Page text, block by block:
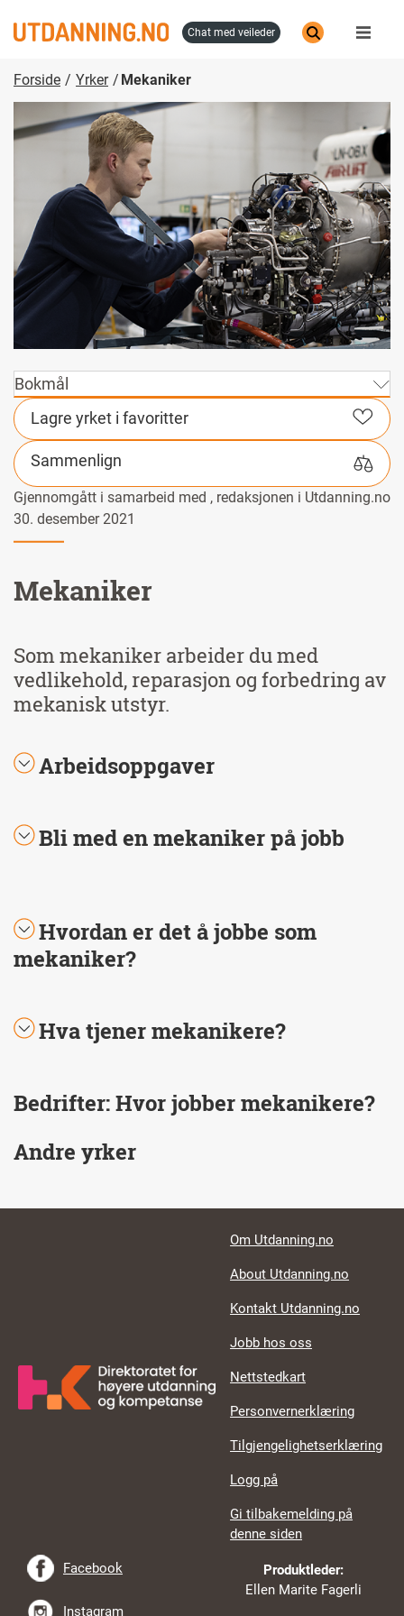
til
chat med veileder
Forside Yrker Mekaniker
Bokmål
Lagre yrket i favoritter
Sammenlign
Gjennomgått i samarbeid med , redaksjonen i Utdanning.no
30. desember 2021
Mekaniker
Som mekaniker arbeider du med
vedlikehold, reparasjon og forbedring av
mekanisk utstyr.
Arbeidsoppgaver
Bli med en mekaniker på jobb
Hvordan er det å jobbe som
mekaniker?
Hva tjener mekanikere?
Bedrifter: Hvor jobber mekanikere?
Andre yrker
Footer links
Om Utdanning.no
About Utdanning.no
Kontakt Utdanning.no
Jobb hos oss
Nettstedkart
Personvernerklæring
Tilgjengelighetserklæring
Logg på
Gi tilbakemelding på
denne siden
Produktleder:
Ellen Marite Fagerli
Facebook
Instagram